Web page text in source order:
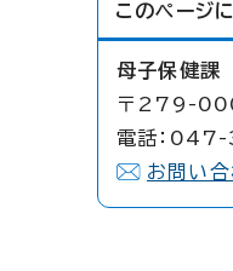
このページ
母子保健課
〒279-
電話：
お問い合